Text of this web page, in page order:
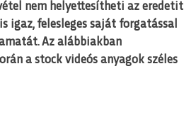
nem helyettesítheti az eredetit
igaz, felesleges saját forgatással
Az alábbiakban
a stock videós anyagok széles